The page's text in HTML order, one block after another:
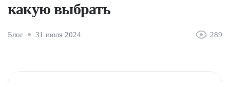
какую выбрать
Блог 31 июля 2024 289